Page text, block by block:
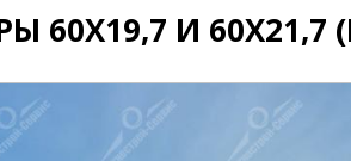
60Х19,7 И 60Х21,7